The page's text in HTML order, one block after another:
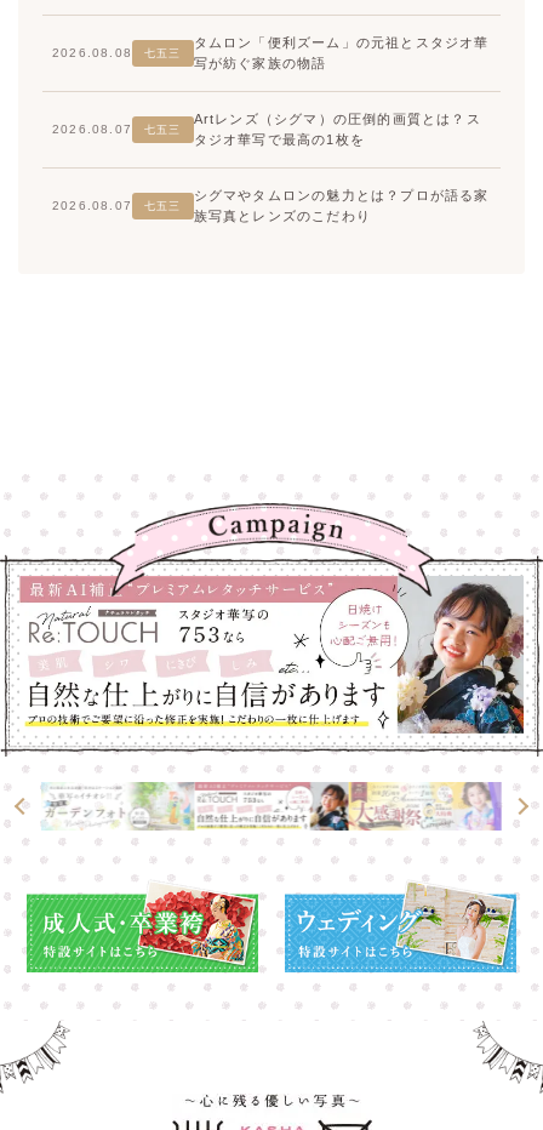
2026.08.08 七五三
タムロン「便利ズーム」の元祖とスタジオ華
写が紡ぐ家族の物語
2026.08.07 七五三
Artレンズ（シグマ）の圧倒的画質とは？ス
タジオ華写で最高の1枚を
2026.08.07 七五三
シグマやタムロンの魅力とは？プロが語る家
族写真とレンズのこだわり
高崎店
大宮店
高崎店
大宮店